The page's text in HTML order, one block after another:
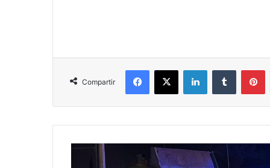
Compartir
Facebook
X LinkedInTumblr
Conductor